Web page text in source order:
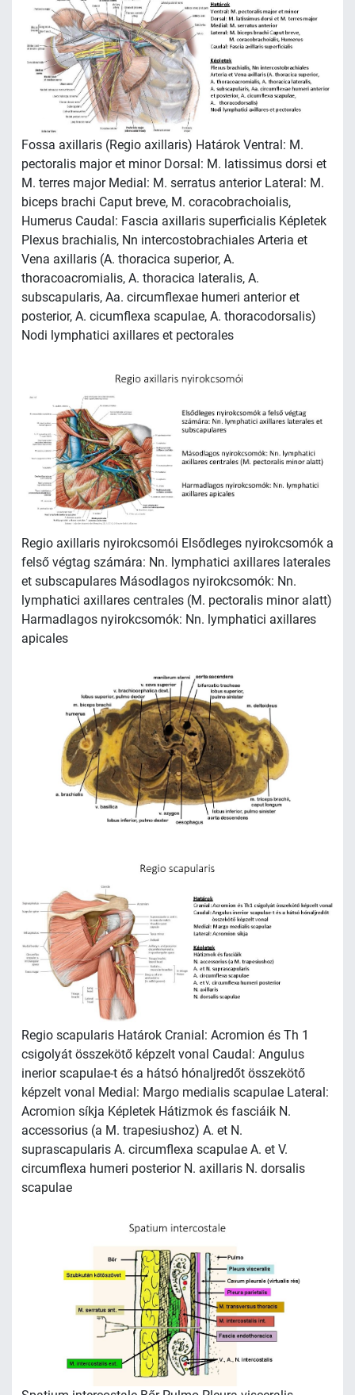
Fossa axillaris (Regio axillaris) Határok Ventral: M.
pectoralis major et minor Dorsal: M. latissimus dorsi et
M. terres major Medial: M. serratus anterior Lateral: M.
biceps brachi Caput breve, M. coracobrachoialis,
Humerus Caudal: Fascia axillaris superficialis Képletek
Plexus brachialis, Nn intercostobrachiales Arteria et
Vena axillaris (A. thoracica superior, A.
thoracoacromialis, A. thoracica lateralis, A.
subscapularis, Aa. circumflexae humeri anterior et
posterior, A. cicumflexa scapulae, A. thoracodorsalis)
Nodi lymphatici axillares et pectorales
Regio axillaris nyirokcsomói Elsődleges nyirokcsomók a
felső végtag számára: Nn. lymphatici axillares laterales
et subscapulares Másodlagos nyirokcsomók: Nn.
lymphatici axillares centrales (M. pectoralis minor alatt)
Harmadlagos nyirokcsomók: Nn. lymphatici axillares
apicales
Regio scapularis Határok Cranial: Acromion és Th 1
csigolyát összekötő képzelt vonal Caudal: Angulus
inerior scapulae-t és a hátsó hónaljredőt összekötő
képzelt vonal Medial: Margo medialis scapulae Lateral:
Acromion síkja Képletek Hátizmok és fasciáik N.
accessorius (a M. trapesiushoz) A. et N.
suprascapularis A. circumflexa scapulae A. et V.
circumflexa humeri posterior N. axillaris N. dorsalis
scapulae